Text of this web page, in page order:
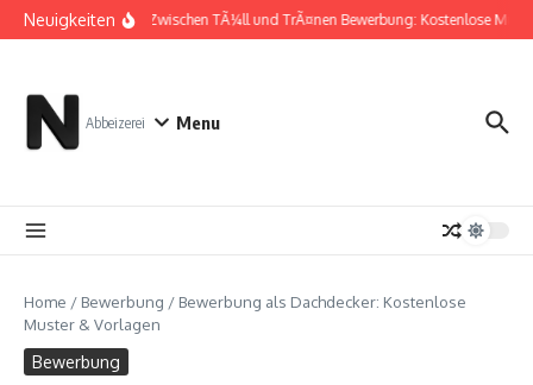
Zum Inhalt springen
Neuigkeiten Zwischen TÃ¼ll und TrÃ¤nen Bewerbung: Kostenlose
Abbeizerei Menu
Home / Bewerbung / Bewerbung als Dachdecker: Kostenlose
Muster & Vorlagen
Bewerbung